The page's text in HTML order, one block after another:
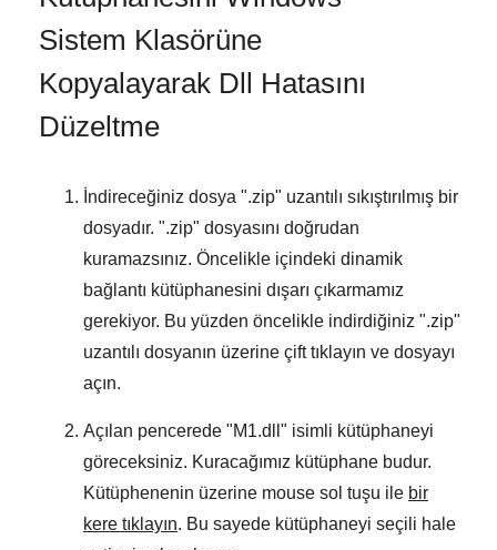
Sistem Klasörüne
Kopyalayarak Dll Hatasını
Düzeltme
İndireceğiniz dosya ".zip" uzantılı sıkıştırılmış bir
dosyadır. ".zip" dosyasını doğrudan
kuramazsınız. Öncelikle içindeki dinamik
bağlantı kütüphanesini dışarı çıkarmamız
gerekiyor. Bu yüzden öncelikle indirdiğiniz ".zip"
uzantılı dosyanın üzerine çift tıklayın ve dosyayı
açın.
Açılan pencerede "M1.dll " isimli kütüphaneyi
göreceksiniz. Kuracağımız kütüphane budur.
Kütüphenenin üzerine mouse sol tuşu ile bir
kere tıklayın. Bu sayede kütüphaneyi seçili hale